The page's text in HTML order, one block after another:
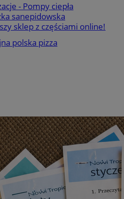
- Pompy ciepła
sanepidowska
sklep z częściami online!
polska pizza